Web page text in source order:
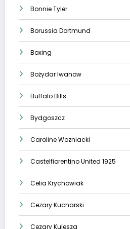
Bonnie Tyler
Borussia Dortmund
Boxing
Bożydar Iwanow
Buffalo Bills
Bydgoszcz
Caroline Wozniacki
Castelfiorentino United 1925
Celia Krychowiak
Cezary Kucharski
Cezary Kulesza